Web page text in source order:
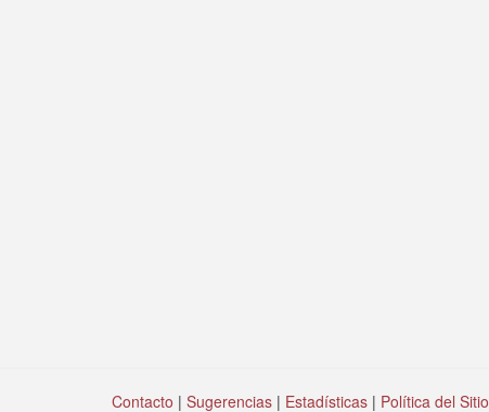
Contacto | Sugerencias| Estadísticas| Política del Sitio